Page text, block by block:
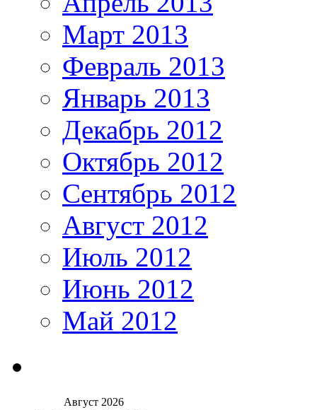
Март 2013
Февраль 2013
Январь 2013
Декабрь 2012
Октябрь 2012
Сентябрь 2012
Август 2012
Июль 2012
Июнь 2012
Май 2012
Август 2026